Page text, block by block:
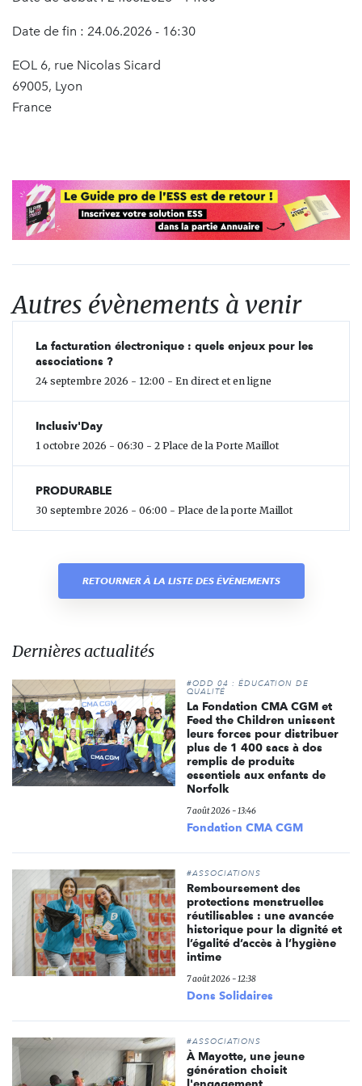
Date de fin : 24.06.2026 - 16:30
EOL 6, rue Nicolas Sicard
69005, Lyon
France
Autres évènements à venir
La facturation électronique : quels enjeux pour les
associations ?
24 septembre 2026 - 12:00 - En direct et en ligne
Inclusiv'Day
1 octobre 2026 - 06:30 - 2 Place de la Porte Maillot
PRODURABLE
30 septembre 2026 - 06:00 - Place de la porte Maillot
RETOURNER À LA LISTE DES ÉVÈNEMENTS
Dernières actualités
#ODD 04 : ÉDUCATION DE
QUALITÉ
La Fondation CMA CGM et
Feed the Children unissent
leurs forces pour distribuer
plus de 1 400 sacs à dos
remplis de produits
essentiels aux enfants de
Norfolk
7 août 2026 - 13:46
Fondation CMA CGM
#ASSOCIATIONS
Remboursement des
protections menstruelles
réutilisables : une avancée
historique pour la dignité et
l’égalité d’accès à l’hygiène
intime
7 août 2026 - 12:38
Dons Solidaires
#ASSOCIATIONS
À Mayotte, une jeune
génération choisit
l'engagement